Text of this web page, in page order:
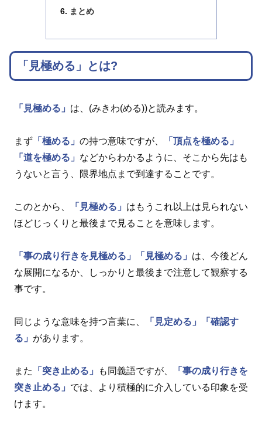
まとめ
「見極める」とは?
「見極める」 は、(みきわ(める))と読みます。
まず 「極める」 の持つ意味ですが、
「頂点を極める」
「道を極める」 などからわかるように、そこから先はも
うないと言う、限界地点まで到達することです。
このとから、 「見極める」 はもうこれ以上は見られない
ほどじっくりと最後まで見ることを意味します。
「事の成り行きを見極める」 「見極める」 は、今後どん
な展開になるか、しっかりと最後まで注意して観察する
事です。
同じような意味を持つ言葉に、 「見定める」
「確認す
る」 があります。
また 「突き止める」 も同義語ですが、
「事の成り行きを
突き止める」 では、より積極的に介入している印象を受
けます。